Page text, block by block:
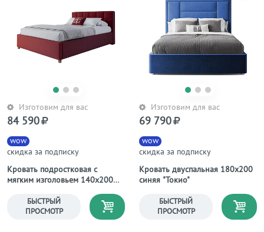
Изготовим для вас
Кровать подростковая с
мягким изголовьем 140х200
wow
скидка за подписку
84 590
БЫСТРЫЙ
ПРОСМОТР
Изготовим для вас
Кровать двуспальная 180х200
синяя "Токио"
wow
скидка за подписку
69 790
БЫСТРЫЙ
ПРОСМОТР